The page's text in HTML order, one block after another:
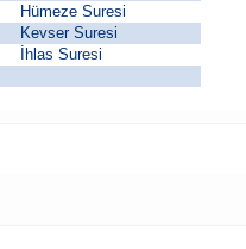
Hümeze Suresi
Kevser Suresi
İhlas Suresi